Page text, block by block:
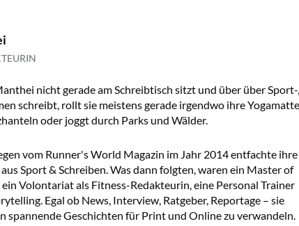
nicht gerade am Schreibtisch sitzt und über über Sport-,
schreibt, rollt sie meistens gerade irgendwo ihre Yogamatte
oder joggt durch Parks und Wälder.
vom Runner's World Magazin im Jahr 2014 entfachte ihre
Sport & Schreiben. Was dann folgten, waren ein Master of
Volontariat als Fitness-Redakteurin, eine Personal Trainer
Egal ob News, Interview, Ratgeber, Reportage – sie
spannende Geschichten für Print und Online zu verwandeln.